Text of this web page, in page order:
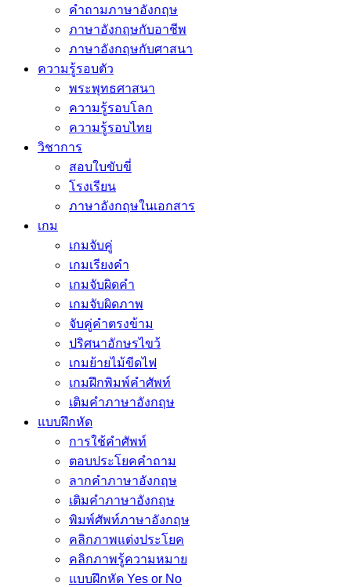
คำถามภาษาอังกฤษ
ภาษาอังกฤษกับอาชีพ
ภาษาอังกฤษกับศาสนา
ความรู้รอบตัว
พระพุทธศาสนา
ความรู้รอบโลก
ความรู้รอบไทย
วิชาการ
สอบใบขับขี่
โรงเรียน
ภาษาอังกฤษในเอกสาร
เกม
เกมจับคู่
เกมเรียงคำ
เกมจับผิดคำ
เกมจับผิดภาพ
จับคู่คำตรงข้าม
ปริศนาอักษรไขว้
เกมย้ายไม้ขีดไฟ
เกมฝึกพิมพ์คำศัพท์
เติมคำภาษาอังกฤษ
แบบฝึกหัด
การใช้คำศัพท์
ตอบประโยคคำถาม
ลากคำภาษาอังกฤษ
เติมคำภาษาอังกฤษ
พิมพ์ศัพท์ภาษาอังกฤษ
คลิกภาพแต่งประโยค
คลิกภาพรู้ความหมาย
แบบฝึกหัด Yes or No